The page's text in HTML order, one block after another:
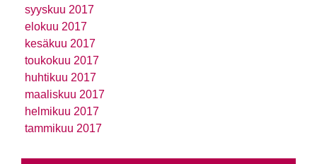
syyskuu 2017
elokuu 2017
kesäkuu 2017
toukokuu 2017
huhtikuu 2017
maaliskuu 2017
helmikuu 2017
tammikuu 2017